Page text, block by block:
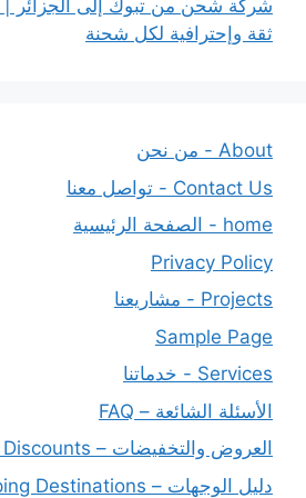
شركة شحن من تبوك إلى الجزائر |
ثقة وإحترافية لكل شحنة
About - من نحن
Contact Us - تواصل معنا
home - الصفحة الرئيسية
Privacy Policy
Projects - مشاريعنا
Sample Page
Services - خدماتنا
الأسئلة الشائعة – FAQ
العروض والتخفيضات – Offers & Discounts
دليل الوجهات – Shipping Destinations